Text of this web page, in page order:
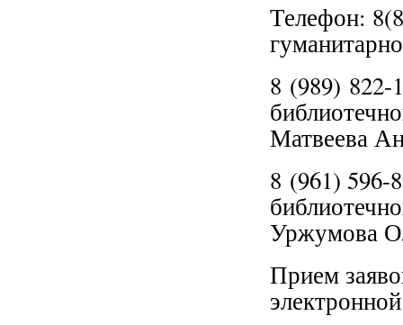
Телефон:
8 (989) 822-
Матвеева
8 (961) 596-
Уржумова
Прием